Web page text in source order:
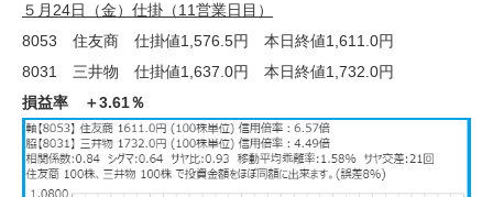
５月24日（金）仕掛（11営業日目）
8053 住友商 仕掛値1,576.5円 本日終値1,611.0円
8031 三井物 仕掛値1,637.0円 本日終値1,732.0円
損益率 ＋3.61％